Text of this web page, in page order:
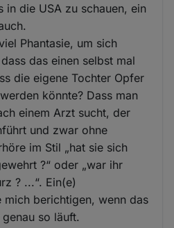
in die USA zu schauen, ein
Phantasie, um sich
das einen selbst mal
die eigene Tochter Opfer
könnte? Dass man
einem Arzt sucht, der
und zwar ohne
im Stil „hat sie sich
?“ oder „war ihr
? ...“. Ein(e)
mich berichtigen, wenn das
so läuft.